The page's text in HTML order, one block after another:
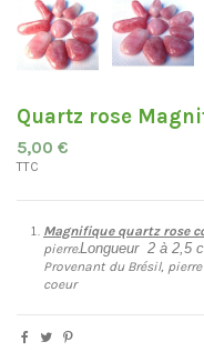
Quartz rose
5,00 €
TTC
Magnifique quartz rose
pierre.Longueur 2 à 2,5
Provenant du Brésil,
coeur